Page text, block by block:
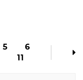
5
6
11